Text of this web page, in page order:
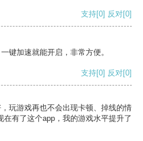
支持[0] 反对[0]
键加速就能开启，非常方便。
支持[0] 反对[0]
玩游戏再也不会出现卡顿、掉线的情
有了这个app，我的游戏水平提升了